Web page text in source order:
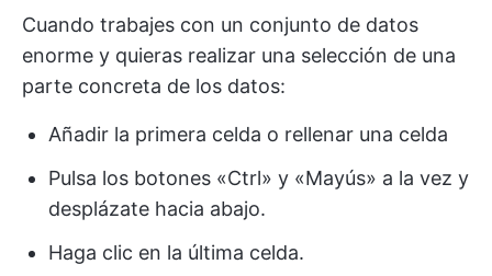
Cuando trabajes con un conjunto de datos
enorme y quieras realizar una selección de una
parte concreta de los datos:
Añadir la primera celda o rellenar una celda
Pulsa los botones «Ctrl» y «Mayús» a la vez y
desplázate hacia abajo.
Haga clic en la última celda.